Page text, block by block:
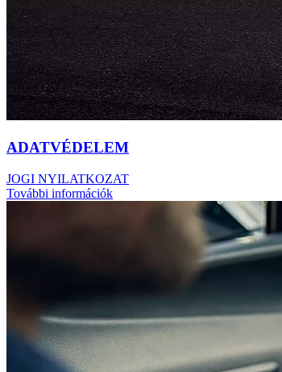
ADATVÉDELEM
JOGI NYILATKOZAT
További információk